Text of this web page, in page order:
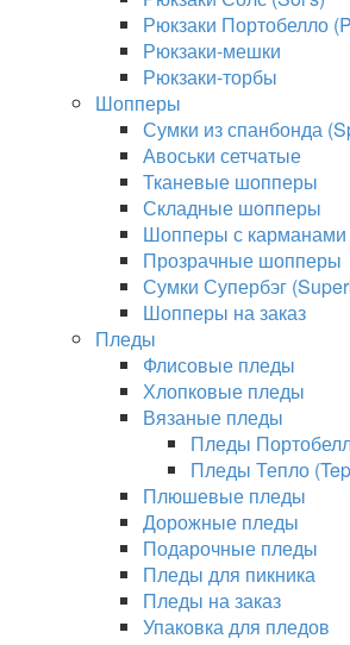
Рюкзаки Портобелло
Рюкзаки-мешки
Рюкзаки-торбы
Шопперы
Сумки из спанбонда
Авоськи сетчатые
Тканевые шопперы
Складные шопперы
Шопперы с карманами
Прозрачные шопперы
Сумки Супербэг
Шопперы на заказ
Пледы
Флисовые пледы
Хлопковые пледы
Вязаные пледы
Пледы
Пледы Тепло
Плюшевые пледы
Дорожные пледы
Подарочные пледы
Пледы для пикника
Пледы на заказ
Упаковка для пледов